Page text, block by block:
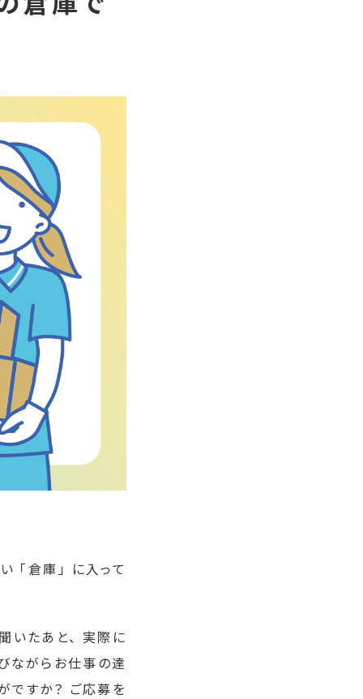
「倉庫」 に入って
いたあと、 実際に
ながらお仕事の達
ですか？ ご応募を